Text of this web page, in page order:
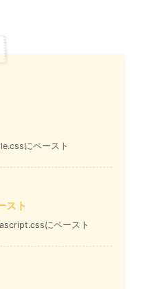
にペースト
スト
にペースト